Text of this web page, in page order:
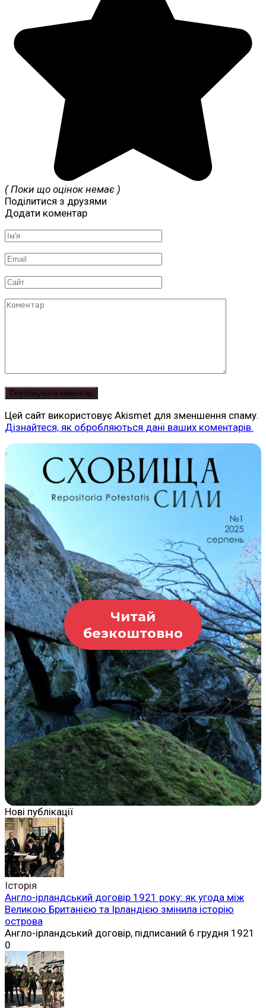
( Поки що оцінок немає )
Поділитися з друзями
Додати коментар
Ім'я
*
Email
*
Сайт
Коментар
Цей сайт використовує Akismet для зменшення спаму.
Дізнайтеся, як обробляються дані ваших коментарів.
Читай
безкоштовно
Нові публікації
Історія
Англо-ірландський договір 1921 року: як угода між
Великою Британією та Ірландією змінила історію
острова
Англо-ірландський договір, підписаний 6 грудня 1921
0